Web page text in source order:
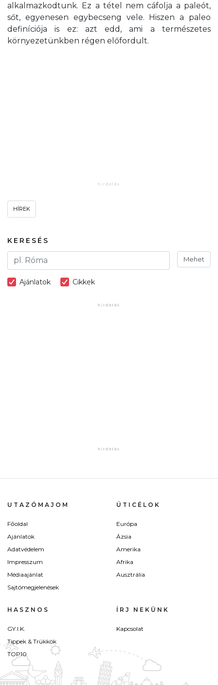
alkalmazkodtunk. Ez a tétel nem cáfolja a paleót,
sőt, egyenesen egybecseng vele. Hiszen a paleo
definíciója is ez: azt edd, ami a természetes
környezetünkben régen előfordult.
HÍREK
KERESÉS
Mehet
Ajánlatok Cikkek
UTAZÓMAJOM
Főoldal
Ajánlatok
Adatvédelem
Impresszum
Médiaajánlat
Sajtómegjelenések
ÚTICÉLOK
Európa
Ázsia
Amerika
Afrika
Ausztrália
HASZNOS
GY.I.K.
Tippek & Trükkök
TOP10
ÍRJ NEKÜNK
Kapcsolat